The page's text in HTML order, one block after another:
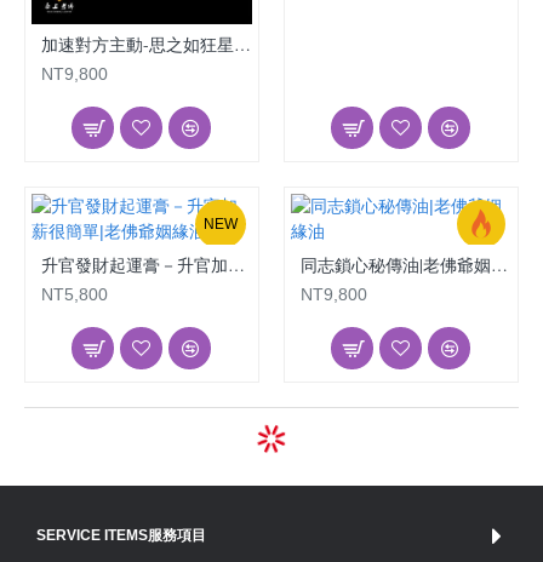
加速對方主動-思之如狂星辰露|老佛爺姻緣油
NT9,800
NEW
升官發財起運膏－升官加薪很簡單|老佛爺姻緣油
NT5,800
同志鎖心秘傳油|老佛爺姻緣油
NT9,800
SERVICE ITEMS服務項目